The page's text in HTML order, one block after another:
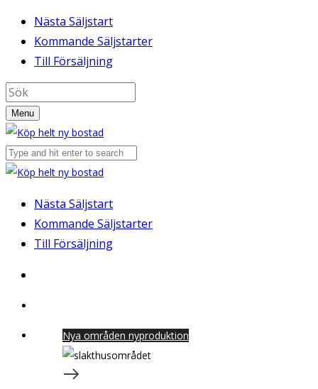
Nästa Säljstart
Kommande Säljstarter
Till Försäljning
Menu
Nästa Säljstart
Kommande Säljstarter
Till Försäljning
Nya områden nyproduktion